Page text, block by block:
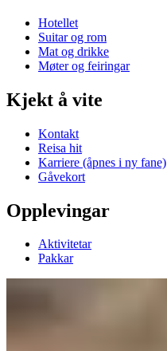
Hotellet
Suitar og rom
Mat og drikke
Møter og feiringar
Kjekt å vite
Kontakt
Reisa hit
Karriere (åpnes i ny fane)
Gåvekort
Opplevingar
Aktivitetar
Pakkar